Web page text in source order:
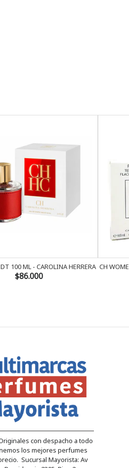
100 ML - CAROLINA HERRERA
$86.000
CH
con despacho a todo
los mejores perfumes
Sucursal Mayorista: Av